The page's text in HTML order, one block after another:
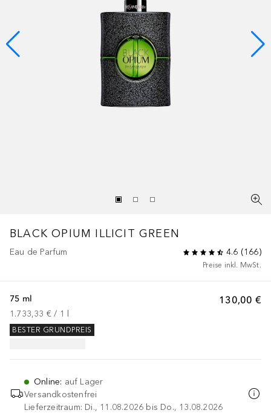
BLACK OPIUM ILLICIT GREEN
Eau de Parfum 4.6 (166)
Preise inkl. MwSt.
130,00 €
75 ml
1.733,33 € / 1
BESTER GRUNDPREIS
Online: auf Lager
Versandkostenfrei
Lieferzeitraum: Di., 11.08.2026 bis Do., 13.08.2026